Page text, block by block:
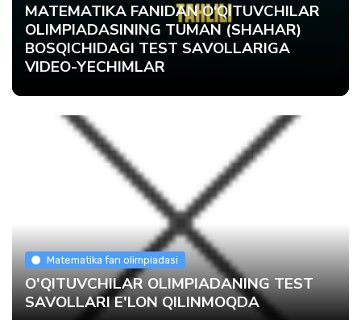
MATEMATIKA FANIDAN O‘QITUVCHILAR
OLIMPIADASINING TUMAN (SHAHAR)
BOSQICHIDAGI TEST SAVOLLARIGA
VIDEO-YECHIMLAR
Matematika fan olimpiadasi
O'QITUVCHILAR OLIMPIADANING TEST
SAVOLLARI E'LON QILINMOQDA